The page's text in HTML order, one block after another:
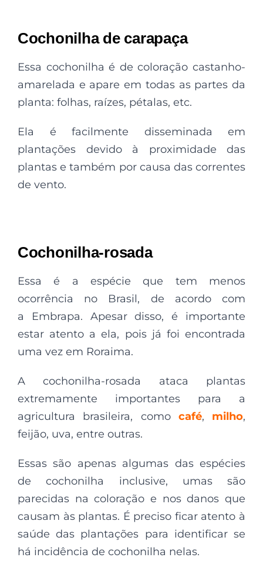
Cochonilha de carapaça
Essa cochonilha é de coloração castanho-
amarelada e apare em todas as partes da
planta: folhas, raízes, pétalas, etc.
Ela é facilmente disseminada em
plantações devido à proximidade das
plantas e também por causa das correntes
de vento.
Cochonilha-rosada
Essa é a espécie que tem menos
ocorrência no Brasil, de acordo com
a Embrapa. Apesar disso, é importante
estar atento a ela, pois já foi encontrada
uma vez em Roraima.
A cochonilha-rosada ataca plantas
extremamente importantes para a
agricultura brasileira, como café, milho,
feijão, uva, entre outras.
Essas são apenas algumas das espécies
de cochonilha inclusive, umas são
parecidas na coloração e nos danos que
causam às plantas. É preciso ficar atento à
saúde das plantações para identificar se
há incidência de cochonilha nelas.